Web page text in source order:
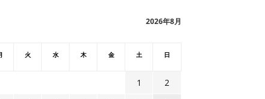
2026年8月
火 水 木 金 土 日
1
2